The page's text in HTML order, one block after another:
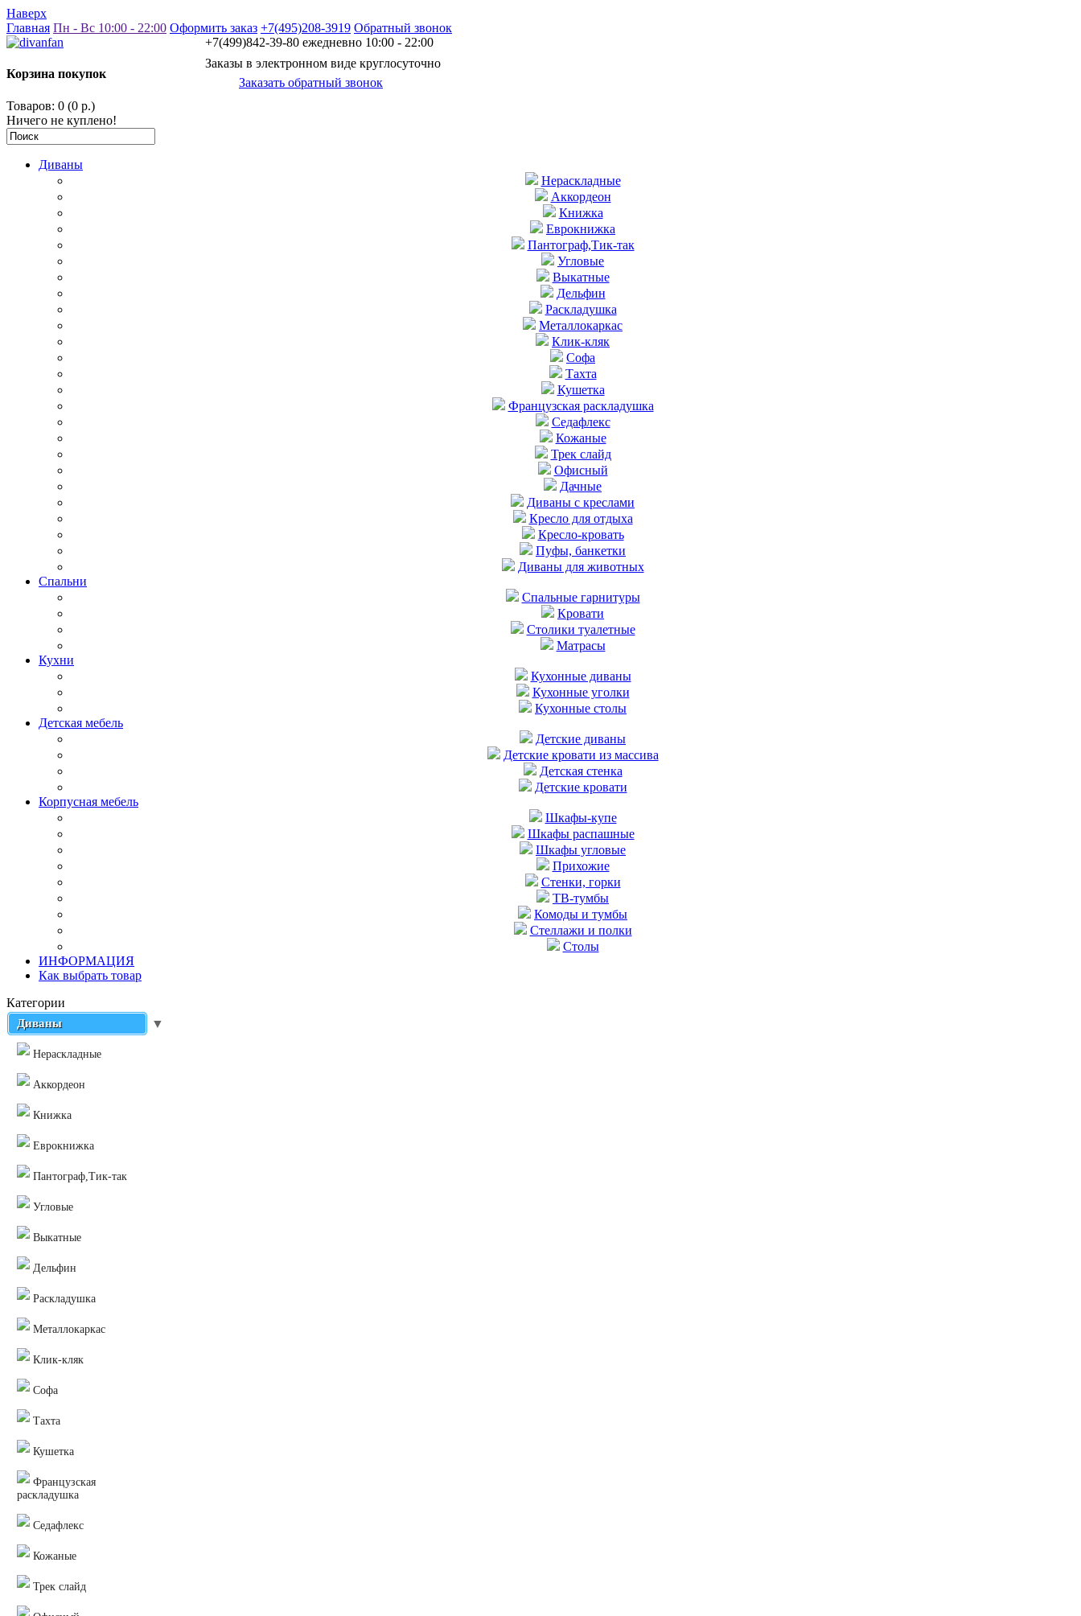
Наверх
Заказать обратный звонок
+7(499)842-39-80 ежедневно 10:00 - 22:00
Заказы в электронном виде круглосуточно
Главная Пн - Вс 10:00 - 22:00 Оформить заказ +7(495)208-3919 Обратный звонок
Корзина покупок
Товаров: 0 (0 р.)
Ничего не куплено!
Диваны
Нераскладные
Аккордеон
Книжка
Еврокнижка
Пантограф,Тик-так
Угловые
Выкатные
Дельфин
Раскладушка
Металлокаркас
Клик-кляк
Софа
Тахта
Кушетка
Французская раскладушка
Седафлекс
Кожаные
Трек слайд
Офисный
Дачные
Диваны с креслами
Кресло для отдыха
Кресло-кровать
Пуфы, банкетки
Диваны для животных
Спальни
Cпальные гарнитуры
Кровати
Столики туалетные
Матрасы
Кухни
Кухонные диваны
Кухонные уголки
Кухонные столы
Детская мебель
Детские диваны
Детские кровати из массива
Детская стенка
Детские кровати
Корпусная мебель
Шкафы-купе
Шкафы распашные
Шкафы угловые
Прихожие
Стенки, горки
ТВ-тумбы
Комоды и тумбы
Стеллажи и полки
Столы
ИНФОРМАЦИЯ
Как выбрать товар
Категории
Диваны ▼
Нераскладные
Аккордеон
Книжка
Еврокнижка
Пантограф,Тик-так
Угловые
Выкатные
Дельфин
Раскладушка
Металлокаркас
Клик-кляк
Софа
Тахта
Кушетка
Французская
раскладушка
Седафлекс
Кожаные
Трек слайд